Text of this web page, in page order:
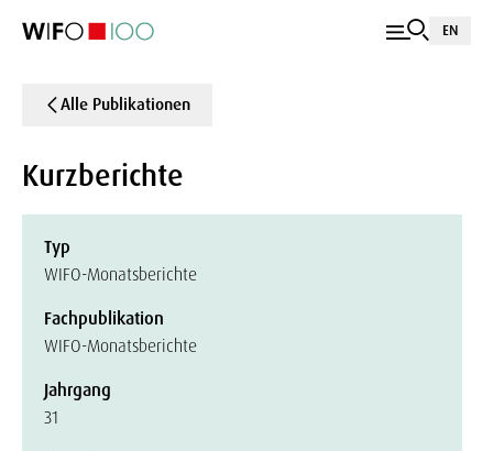
EN
Alle Publikationen
Kurzberichte
Typ
WIFO-Monatsberichte
Fachpublikation
WIFO-Monatsberichte
Jahrgang
31